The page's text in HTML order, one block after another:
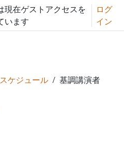
る
現在ゲストアクセスを
います
ログ
イン
スケジュール 基調講演者